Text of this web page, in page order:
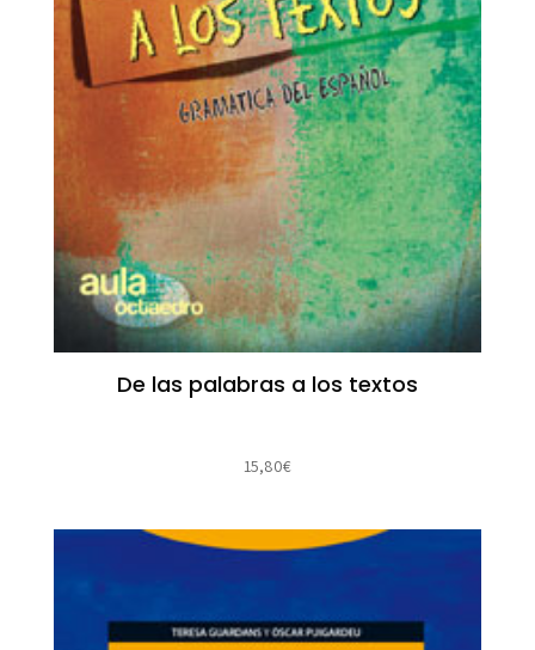
De las palabras a los textos
15,80€